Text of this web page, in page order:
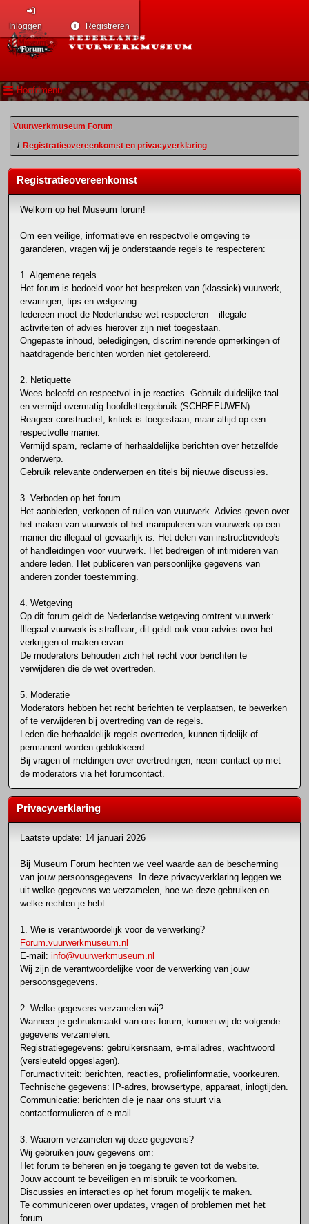
Hoofdmenu
Inloggen Registreren
Vuurwerkmuseum Forum
/ Registratieovereenkomst en privacyverklaring
Registratieovereenkomst
Welkom op het Museum forum!
Om een veilige, informatieve en respectvolle omgeving te
garanderen, vragen wij je onderstaande regels te respecteren:
1. Algemene regels
Het forum is bedoeld voor het bespreken van (klassiek) vuurwerk,
ervaringen, tips en wetgeving.
Iedereen moet de Nederlandse wet respecteren – illegale
activiteiten of advies hierover zijn niet toegestaan.
Ongepaste inhoud, beledigingen, discriminerende opmerkingen of
haatdragende berichten worden niet getolereerd.
2. Netiquette
Wees beleefd en respectvol in je reacties. Gebruik duidelijke taal
en vermijd overmatig hoofdlettergebruik (SCHREEUWEN).
Reageer constructief; kritiek is toegestaan, maar altijd op een
respectvolle manier.
Vermijd spam, reclame of herhaaldelijke berichten over hetzelfde
onderwerp.
Gebruik relevante onderwerpen en titels bij nieuwe discussies.
3. Verboden op het forum
Het aanbieden, verkopen of ruilen van vuurwerk. Advies geven over
het maken van vuurwerk of het manipuleren van vuurwerk op een
manier die illegaal of gevaarlijk is. Het delen van instructievideo's
of handleidingen voor vuurwerk. Het bedreigen of intimideren van
andere leden. Het publiceren van persoonlijke gegevens van
anderen zonder toestemming.
4. Wetgeving
Op dit forum geldt de Nederlandse wetgeving omtrent vuurwerk:
Illegaal vuurwerk is strafbaar; dit geldt ook voor advies over het
verkrijgen of maken ervan.
De moderators behouden zich het recht voor berichten te
verwijderen die de wet overtreden.
5. Moderatie
Moderators hebben het recht berichten te verplaatsen, te bewerken
of te verwijderen bij overtreding van de regels.
Leden die herhaaldelijk regels overtreden, kunnen tijdelijk of
permanent worden geblokkeerd.
Bij vragen of meldingen over overtredingen, neem contact op met
de moderators via het forumcontact.
Privacyverklaring
Laatste update: 14 januari 2026
Bij Museum Forum hechten we veel waarde aan de bescherming
van jouw persoonsgegevens. In deze privacyverklaring leggen we
uit welke gegevens we verzamelen, hoe we deze gebruiken en
welke rechten je hebt.
1. Wie is verantwoordelijk voor de verwerking?
Forum.vuurwerkmuseum.nl
E-mail: info@vuurwerkmuseum.nl
Wij zijn de verantwoordelijke voor de verwerking van jouw
persoonsgegevens.
2. Welke gegevens verzamelen wij?
Wanneer je gebruikmaakt van ons forum, kunnen wij de volgende
gegevens verzamelen:
Registratiegegevens: gebruikersnaam, e-mailadres, wachtwoord
(versleuteld opgeslagen).
Forumactiviteit: berichten, reacties, profielinformatie, voorkeuren.
Technische gegevens: IP-adres, browsertype, apparaat, inlogtijden.
Communicatie: berichten die je naar ons stuurt via
contactformulieren of e-mail.
3. Waarom verzamelen wij deze gegevens?
Wij gebruiken jouw gegevens om:
Het forum te beheren en je toegang te geven tot de website.
Jouw account te beveiligen en misbruik te voorkomen.
Discussies en interacties op het forum mogelijk te maken.
Te communiceren over updates, vragen of problemen met het
forum.